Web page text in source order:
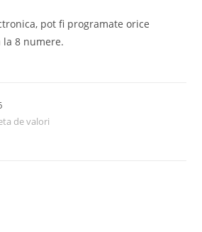
pot fi programate orice
8 numere.
de valori